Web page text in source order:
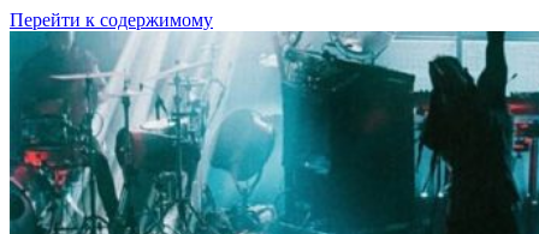
Перейти к содержимому